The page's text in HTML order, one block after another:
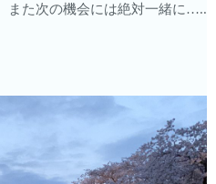
また次の機会には絶対一緒に…..